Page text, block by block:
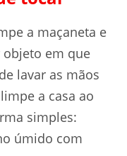
a maçaneta e
em que
lavar as mãos
a casa ao
simples:
úmido com